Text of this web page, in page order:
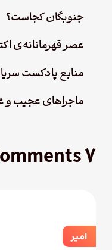
جنوبگان کجاست؟
عصر قهرمانانه‌ی
منابع پادکست
ماجراهای عجیب و
۷ Comments
امیر